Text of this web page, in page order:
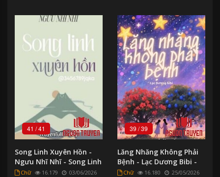
41 /41
Song Linh Xuyên Hồn -
Ngưu Nhĩ Nhĩ - Song Linh
Xuyen Hon - Nguu Nhi
Chữ 16.179 03/06/2026
39 /39
Lăng Nhăng Không Phải
Bệnh - Lạc Dương Bibi -
Lang Nhang Khong Phai
Chữ 16.180 25/05/2026